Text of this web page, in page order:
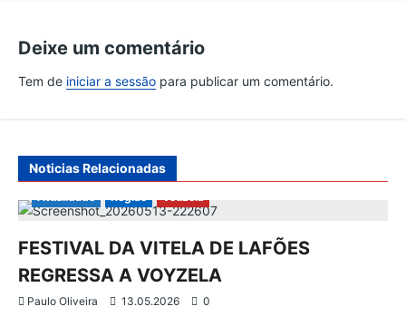
e
g
ç
ã
o
d
Deixe um comentário
Tem de iniciar a sessão para publicar um comentário.
Noticias Relacionadas
FESTIVAL DA VITELA DE LAFÕES
REGRESSA A VOYZELA
Paulo Oliveira 13.05.2026 0